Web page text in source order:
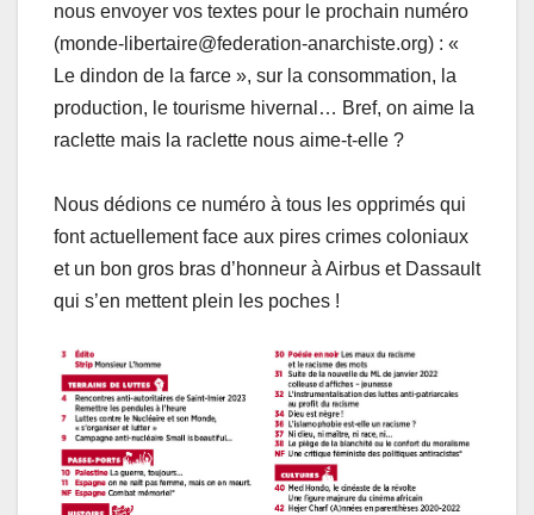
nous envoyer vos textes pour le prochain numéro
(monde-libertaire@federation-anarchiste.org) : «
Le dindon de la farce », sur la consommation, la
production, le tourisme hivernal… Bref, on aime la
raclette mais la raclette nous aime-t-elle ?
Nous dédions ce numéro à tous les opprimés qui
font actuellement face aux pires crimes coloniaux
et un bon gros bras d’honneur à Airbus et Dassault
qui s’en mettent plein les poches !